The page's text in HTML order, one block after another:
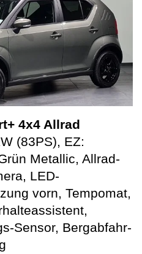
4x4 Allrad
(83PS), EZ:
Metallic, Allrad-
LED-
vorn, Tempomat,
Sensor, Bergabfahr-